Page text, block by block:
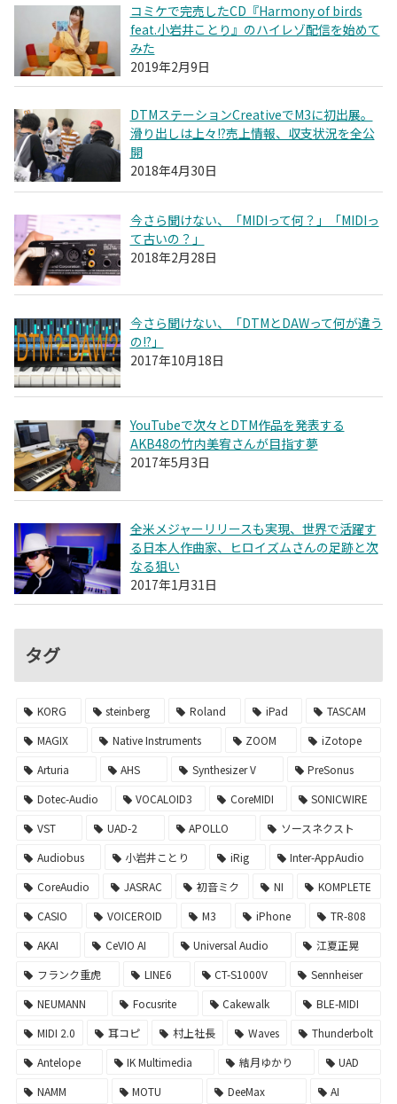
コミケで完売したCD『Harmony of birds
feat.小岩井ことり』のハイレゾ配信を始めて
みた
2019年2月9日
DTMステーションCreativeでM3に初出展。
滑り出しは上々!?売上情報、収支状況を全公
開
2018年4月30日
今さら聞けない、「MIDIって何？」「MIDIっ
て古いの？」
2018年2月28日
今さら聞けない、「DTMとDAWって何が違う
の!?」
2017年10月18日
YouTubeで次々とDTM作品を発表する
AKB48の竹内美宥さんが目指す夢
2017年5月3日
全米メジャーリリースも実現、世界で活躍す
る日本人作曲家、ヒロイズムさんの足跡と次
なる狙い
2017年1月31日
タグ
KORG steinberg Roland iPad
TASCAM
MAGIX
Native Instruments ZOOM
iZotope
Arturia
AHS Synthesizer V
PreSonus
Dotec-Audio
VOCALOID3 CoreMIDI
SONICWIRE
VST
UAD-2 APOLLO
ソースネクスト
Audiobus
小岩井ことり iRig
Inter-AppAudio
CoreAudio
JASRAC 初音ミク NI
KOMPLETE
CASIO
VOICEROID M3 iPhone
TR-808
AKAI
CeVIO AI Universal Audio
江夏正晃
フランク重虎
LINE6 CT-S1000V
Sennheiser
NEUMANN
Focusrite Cakewalk
BLE-MIDI
MIDI 2.0
耳コピ 村上社長 Waves
Thunderbolt
Antelope
IK Multimedia 結月ゆかり
UAD
NAMM
MOTU DeeMax AI